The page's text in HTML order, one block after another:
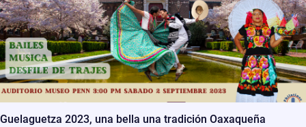
Guelaguetza 2023, una bella una tradición Oaxaqueña